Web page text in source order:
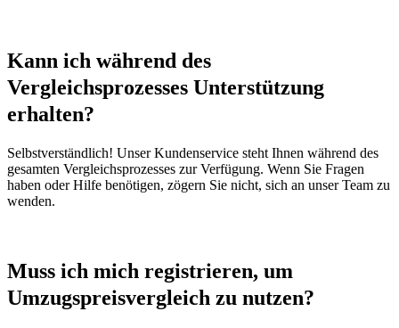
Kann ich während des
Vergleichsprozesses Unterstützung
erhalten?
Selbstverständlich! Unser Kundenservice steht Ihnen während des
gesamten Vergleichsprozesses zur Verfügung. Wenn Sie Fragen
haben oder Hilfe benötigen, zögern Sie nicht, sich an unser Team zu
wenden.
Muss ich mich registrieren, um
Umzugspreisvergleich zu nutzen?